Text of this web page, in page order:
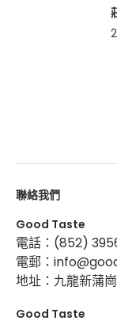
聯絡我們
Good Taste
電話：(852)
電郵：
地址：九龍新蒲
Good Taste